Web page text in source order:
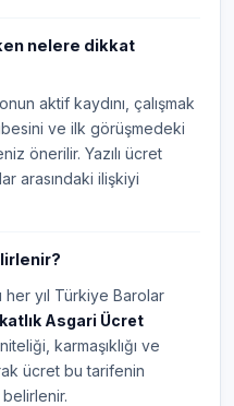
nelere dikkat
aktif kaydını, çalışmak
ve ilk görüşmedeki
önerilir. Yazılı ücret
arasındaki ilişkiyi
her yıl Türkiye Barolar
Asgari Ücret
karmaşıklığı ve
ücret bu tarifenin